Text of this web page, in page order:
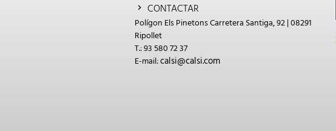
CONTACTAR
Polígon Els Pinetons Carretera Santiga, 92 | 08291
Ripollet
T.: 93 580 72 37
E-mail:calsi@calsi.com